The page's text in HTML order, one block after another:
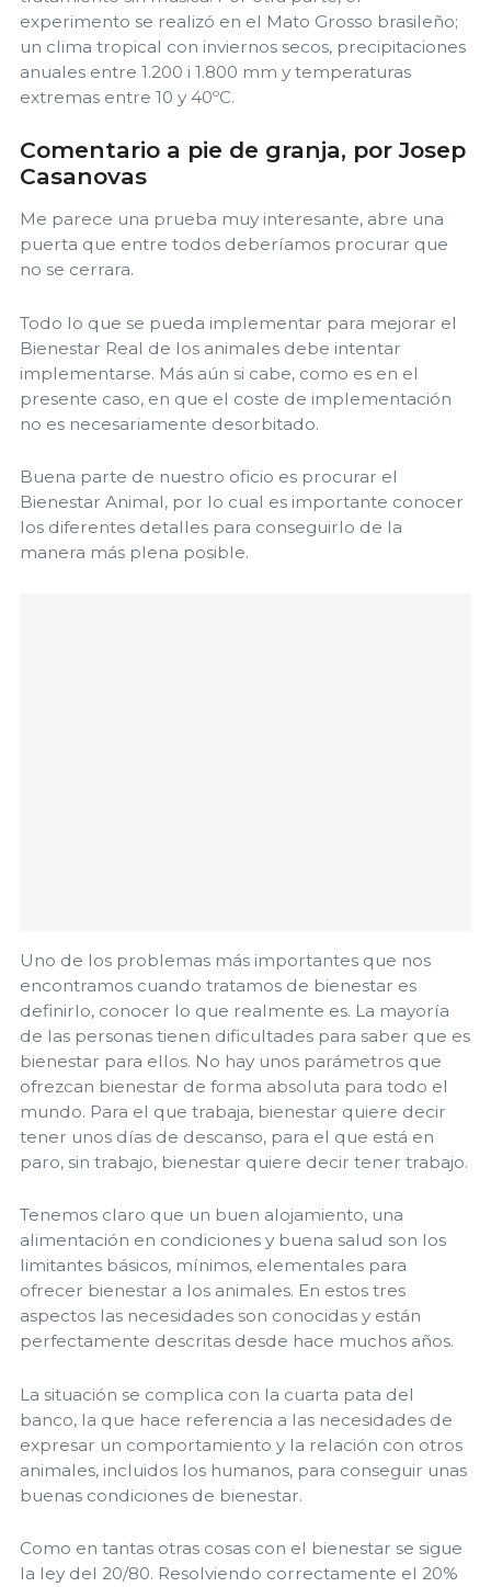
experimento se realizó en el Mato Grosso brasileño;
un clima tropical con inviernos secos, precipitaciones
anuales entre 1.200 i 1.800 mm y temperaturas
extremas entre 10 y 40ºC.
Comentario a pie de granja, por Josep
Casanovas
Me parece una prueba muy interesante, abre una
puerta que entre todos deberíamos procurar que
no se cerrara.
Todo lo que se pueda implementar para mejorar el
Bienestar Real de los animales debe intentar
implementarse. Más aún si cabe, como es en el
presente caso, en que el coste de implementación
no es necesariamente desorbitado.
Buena parte de nuestro oficio es procurar el
Bienestar Animal, por lo cual es importante conocer
los diferentes detalles para conseguirlo de la
manera más plena posible.
Uno de los problemas más importantes que nos
encontramos cuando tratamos de bienestar es
definirlo, conocer lo que realmente es. La mayoría
de las personas tienen dificultades para saber que es
bienestar para ellos. No hay unos parámetros que
ofrezcan bienestar de forma absoluta para todo el
mundo. Para el que trabaja, bienestar quiere decir
tener unos días de descanso, para el que está en
paro, sin trabajo, bienestar quiere decir tener trabajo.
Tenemos claro que un buen alojamiento, una
alimentación en condiciones y buena salud son los
limitantes básicos, mínimos, elementales para
ofrecer bienestar a los animales. En estos tres
aspectos las necesidades son conocidas y están
perfectamente descritas desde hace muchos años.
La situación se complica con la cuarta pata del
banco, la que hace referencia a las necesidades de
expresar un comportamiento y la relación con otros
animales, incluidos los humanos, para conseguir unas
buenas condiciones de bienestar.
Como en tantas otras cosas con el bienestar se sigue
la ley del 20/80. Resolviendo correctamente el 20%